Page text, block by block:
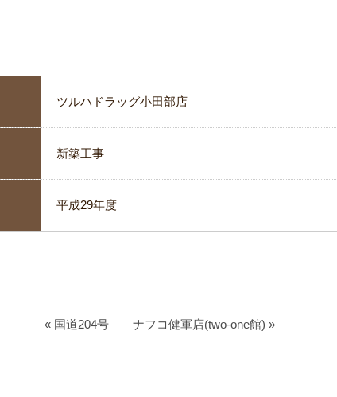
ツルハドラッグ小田部店
新築工事
平成29年度
« 国道204号 ナフコ健軍店(two-one館) »